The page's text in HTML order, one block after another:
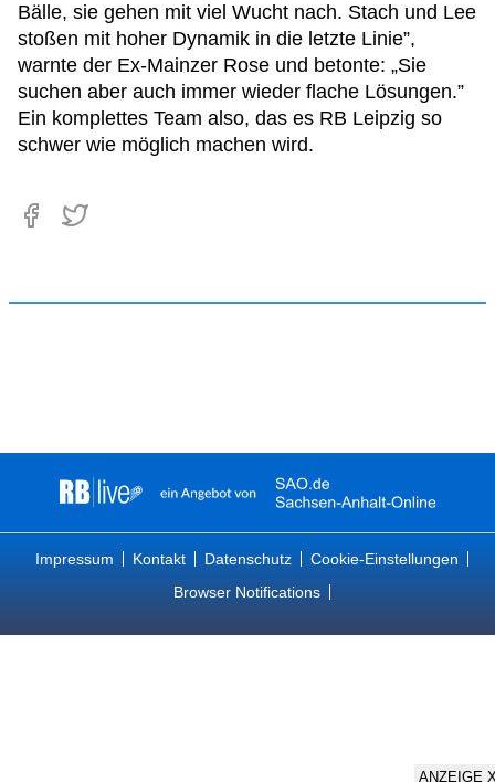
Bälle, sie gehen mit viel Wucht nach. Stach und Lee
stoßen mit hoher Dynamik in die letzte Linie”,
warnte der Ex-Mainzer Rose und betonte: „Sie
suchen aber auch immer wieder flache Lösungen.”
Ein komplettes Team also, das es RB Leipzig so
schwer wie möglich machen wird.
Impressum Kontakt Datenschutz
Cookie-Einstellungen
Browser Notifications
ANZEIGE